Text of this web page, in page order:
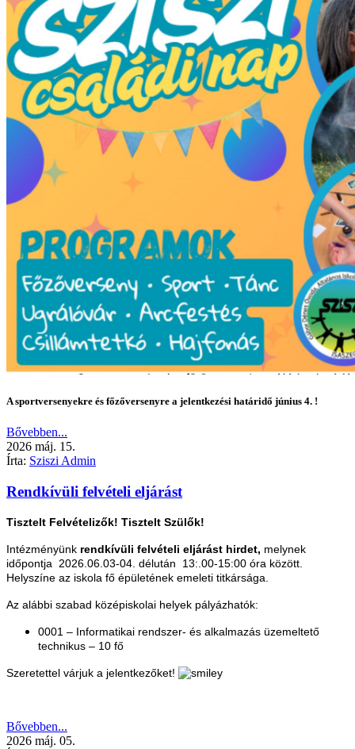
A sportversenyekre és főzőversenyre a jelentkezési határidő június 4. !
Bővebben...
2026 máj. 15.
Írta: Sziszi Admin
Rendkívüli felvételi eljárást
Tisztelt Felvételizők! Tisztelt Szülők!
Intézményünk rendkívüli felvételi eljárást hirdet, melynek
időpontja 2026.06.03-04. délután 13:.00-15:00 óra között.
Helyszíne az iskola fő épületének emeleti titkársága.
Az alábbi szabad középiskolai helyek pályázhatók:
0001 – Informatikai rendszer- és alkalmazás üzemeltető
technikus – 10 fő
Szeretettel várjuk a jelentkezőket!
Bővebben...
2026 máj. 05.